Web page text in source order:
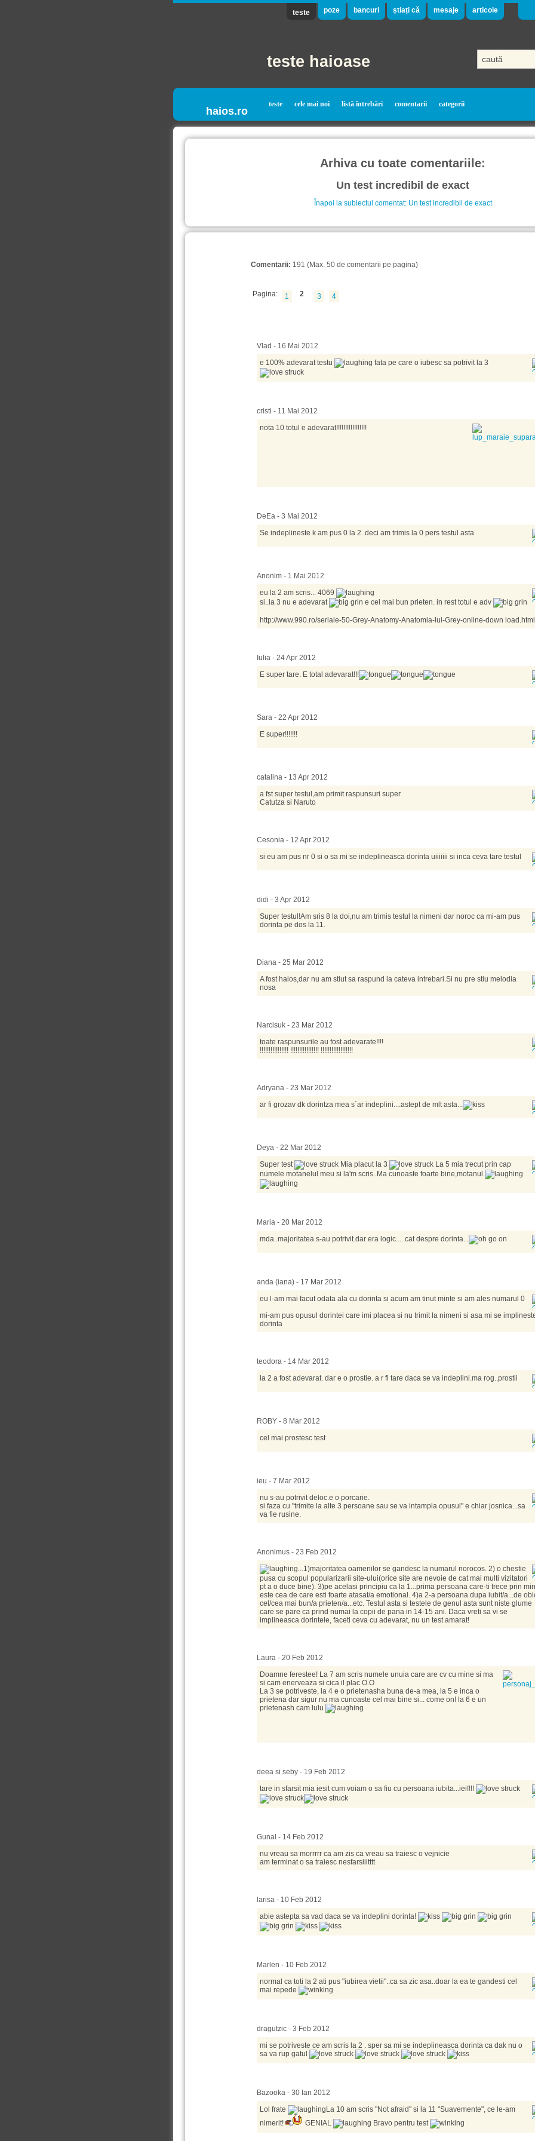
teste poze bancuri știați că mesaje articole
teste haioase
haios.ro
teste cele mai noi listă întrebări comentarii categorii
Arhiva cu toate comentariile:
Un test incredibil de exact
Înapoi la subiectul comentat: Un test incredibil de exact
Comentarii: 191 (Max. 50 de comentarii pe pagina)
Pagina: 1 2 3 4
Vlad - 16 Mai 2012
e 100% adevarat testu
fata pe care o iubesc sa potrivit la 3
cristi - 11 Mai 2012
nota 10 totul e adevarat!!!!!!!!!!!!!!!!!
DeEa - 3 Mai 2012
Se indeplineste k am pus 0 la 2..deci am trimis la 0 pers testul asta
Anonim - 1 Mai 2012
eu la 2 am scris... 4069
si..la 3 nu e adevarat
e cel mai bun prieten. in rest totul e adv
http://www.990.ro/seriale-50-Grey-Anatomy-Anatomia-lui-Grey-online-down load.html
Iulia - 24 Apr 2012
E super tare. E total adevarat!!!
Sara - 22 Apr 2012
E super!!!!!!!
catalina - 13 Apr 2012
a fst super testul,am primit raspunsuri super
Catutza si Naruto
Cesonia - 12 Apr 2012
si eu am pus nr 0 si o sa mi se indeplineasca dorinta uiiiiiii si inca ceva tare testul
didi - 3 Apr 2012
Super testul!Am sris 8 la doi,nu am trimis testul la nimeni dar noroc ca mi-am pus
dorinta pe dos la 11.
Diana - 25 Mar 2012
A fost haios,dar nu am stiut sa raspund la cateva intrebari.Si nu pre stiu melodia
nosa
Narcisuk - 23 Mar 2012
toate raspunsurile au fost adevarate!!!!
!!!!!!!!!!!!!!!! !!!!!!!!!!!!!!!! !!!!!!!!!!!!!!!!!!
Adryana - 23 Mar 2012
ar fi grozav dk dorintza mea s`ar indeplini....astept de mlt asta...
Deya - 22 Mar 2012
Super test
Mia placut la 3
La 5 mia trecut prin cap
numele motanelul meu si la'm scris..Ma cunoaste foarte bine,motanul
Maria - 20 Mar 2012
mda..majoritatea s-au potrivit.dar era logic.... cat despre dorinta...
anda (iana) - 17 Mar 2012
eu l-am mai facut odata ala cu dorinta si acum am tinut minte si am ales numarul 0
mi-am pus opusul dorintei care imi placea si nu trimit la nimeni si asa mi se
dorinta
teodora - 14 Mar 2012
la 2 a fost adevarat. dar e o prostie. a r fi tare daca se va indeplini.ma rog..prostii
ROBY - 8 Mar 2012
cel mai prostesc test
ieu - 7 Mar 2012
nu s-au potrivit deloc.e o porcarie.
si faza cu "trimite la alte 3 persoane sau se va intampla opusul" e chiar josnica...sa
va fie rusine.
Anonimus - 23 Feb 2012
...1)majoritatea oamenilor se gandesc la numarul norocos. 2) o chestie
pusa cu scopul popularizarii site-ului(orice site are nevoie de cat mai multi vizitatori
pt a o duce bine). 3)pe acelasi principiu ca la 1...prima persoana care-ti trece prin
este cea de care esti foarte atasat/a emotional. 4)a 2-a persoana dupa iubit/a...de
cel/cea mai bun/a prieten/a...etc. Testul asta si testele de genul asta sunt niste glume
care se pare ca prind numai la copii de pana in 14-15 ani. Daca vreti sa vi se
implineasca dorintele, faceti ceva cu adevarat, nu un test amarat!
Laura - 20 Feb 2012
Doamne ferestee! La 7 am scris numele unuia care are cv cu mine si ma
si cam enerveaza si cica il plac O.O
La 3 se potriveste, la 4 e o prietenasha buna de-a mea, la 5 e inca o
prietena dar sigur nu ma cunoaste cel mai bine si... come on! la 6 e un
prietenash cam lulu
deea si seby - 19 Feb 2012
tare in sfarsit mia iesit cum voiam o sa fiu cu persoana iubita...iei!!!!
Gunal - 14 Feb 2012
nu vreau sa morrrrr ca am zis ca vreau sa traiesc o vejnicie
am terminat o sa traiesc nesfarsiiitttt
larisa - 10 Feb 2012
abie astepta sa vad daca se va indeplini dorinta!
Marlen - 10 Feb 2012
normal ca toti la 2 ati pus "iubirea vietii"..ca sa zic asa..doar la ea te gandesti cel
mai repede
dragutzic - 3 Feb 2012
mi se potriveste ce am scris la 2 . sper sa mi se indeplineasca dorinta ca dak nu o
sa va rup gatul
Bazooka - 30 Ian 2012
Lol frate
La 10 am scris "Not afraid" si la 11 "Suavemente", ce le-am
nimerit!
GENIAL Bravo pentru test